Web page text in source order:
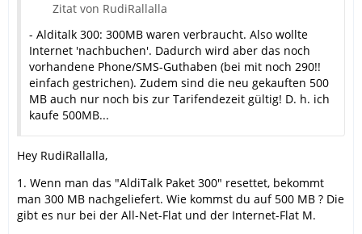
Zitat von RudiRallalla
- Alditalk 300: 300MB waren verbraucht. Also wollte
Internet 'nachbuchen'. Dadurch wird aber das noch
vorhandene Phone/SMS-Guthaben (bei mit noch 290!!
einfach gestrichen). Zudem sind die neu gekauften 500
MB auch nur noch bis zur Tarifendezeit gültig! D. h. ich
kaufe 500MB...
Hey RudiRallalla,
1. Wenn man das "AldiTalk Paket 300" resettet, bekommt
man 300 MB nachgeliefert. Wie kommst du auf 500 MB ? Die
gibt es nur bei der All-Net-Flat und der Internet-Flat M.